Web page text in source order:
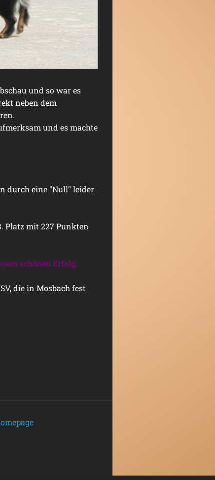
und so war es
neben dem
und es machte
durch eine "Null" leider
Platz mit 227 Punkten
schönen Erfolg.
die in Mosbach fest